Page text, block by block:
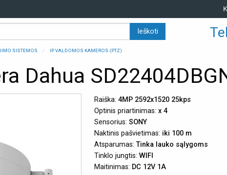
SISTEMOS IP VALDOMOS KAMEROS (PTZ)
Dahua
Raiška: 4MP 2592x1520 25kps
Optinis priartinimas: x 4
Sensorius: SONY
Naktinis pašvietimas: iki 100 m
Atsparumas:Tinka lauko sąlygoms
Tinklo jungtis: WIFI
Maitinimas: DC 12V 1A